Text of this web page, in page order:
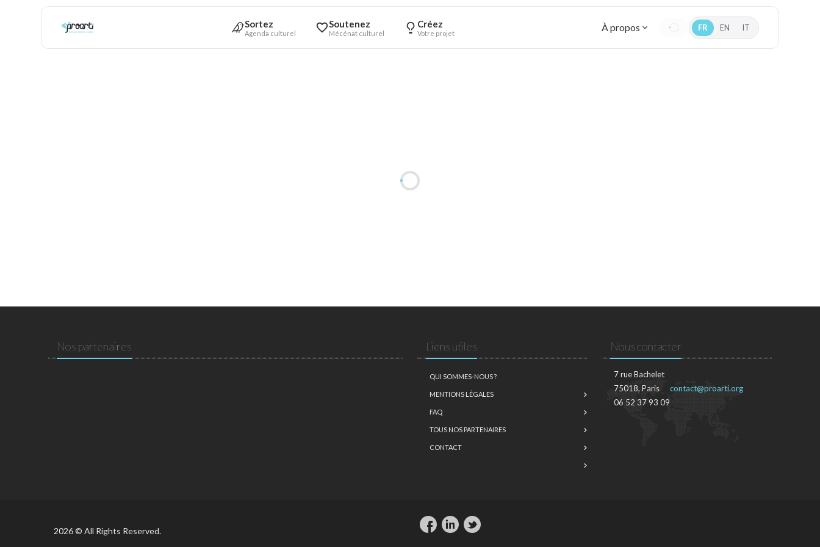
Sortez
Agenda culturel
Soutenez
Mécénat culturel
Créez
Votre projet À propos FR EN IT
Nos partenaires Liens utiles
QUI SOMMES-NOUS ?
MENTIONS LÉGALES
FAQ
TOUS NOS PARTENAIRES
CONTACT
Nous contacter
7 rue Bachelet
75018, Paris
06 52 37 93 09
contact@proarti.org
2026 © All Rights Reserved.